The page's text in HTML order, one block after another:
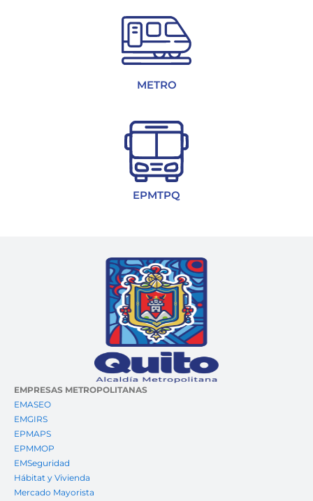
METRO
EPMTPQ
EMPRESAS METROPOLITANAS
EMASEO
EMGIRS
EPMAPS
EPMMOP
EMSeguridad
Hábitat y Vivienda
Mercado Mayorista